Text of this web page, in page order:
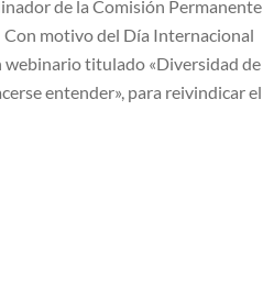
de la Comisión Permanente
motivo del Día Internacional
webinario titulado «Diversidad de
entender», para reivindicar el